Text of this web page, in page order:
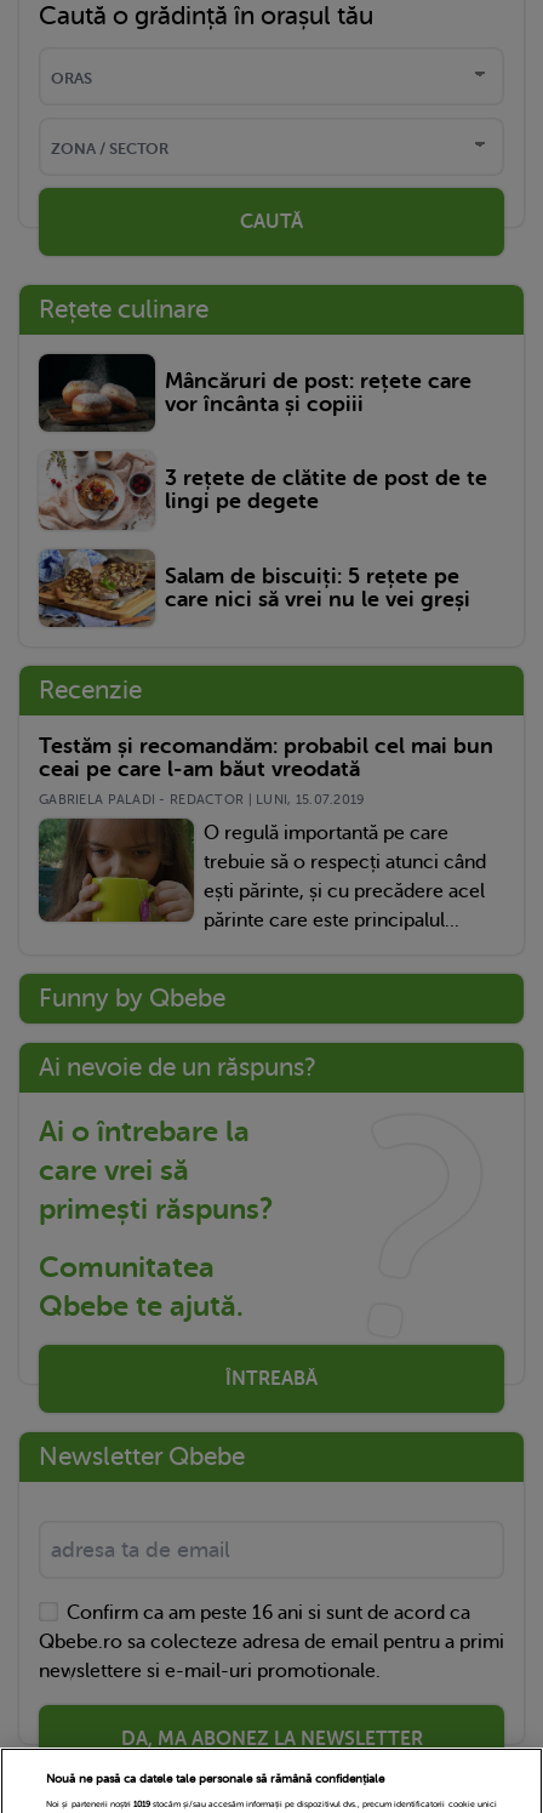
Caută o grădință în orașul tău
CAUTĂ
Rețete culinare
Mâncăruri de post: rețete care
vor încânta și copiii
3 rețete de clătite de post de te
lingi pe degete
Salam de biscuiți: 5 rețete pe
care nici să vrei nu le vei greși
Recenzie
Testăm și recomandăm: probabil cel mai bun
ceai pe care l-am băut vreodată
GABRIELA PALADI - REDACTOR | LUNI, 15.07.2019
O regulă importantă pe care
trebuie să o respecți atunci când
ești părinte, și cu precădere acel
părinte care este principalul...
Funny by Qbebe
Ai nevoie de un răspuns?
Ai o întrebare la
care vrei să
primești răspuns?
Comunitatea
Qbebe te ajută.
ÎNTREABĂ
Newsletter Qbebe
Confirm ca am peste 16 ani si sunt de acord ca
Qbebe.ro sa colecteze adresa de email pentru a primi
newslettere si e-mail-uri promotionale.
DA, MA ABONEZ LA NEWSLETTER
Nouă ne pasă ca datele tale personale să rămână confidențiale
Noi și partenerii noștri 1019stocăm și/sau accesăm informații pe dispozitivul dvs., precum identificatorii cookie unici